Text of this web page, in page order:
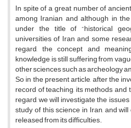
In spite of a great number of
among Iranian and although in
under the title of “historical
universities of Iran and some
regard, the concept and
knowledge is still suffering from
other sciences such as archeology
So in the present article, after the
record of teaching, its methods
regard, we will investigate the
study of this science in Iran, and
released from its difficulties.